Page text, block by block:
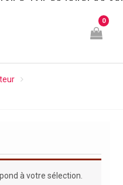
0
à votre sélection.